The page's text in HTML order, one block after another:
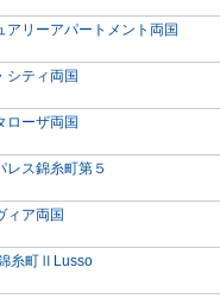
アリーアパートメント両国
シティ両国
ローザ両国
レス錦糸町第５
ィア両国
糸町ⅡLusso